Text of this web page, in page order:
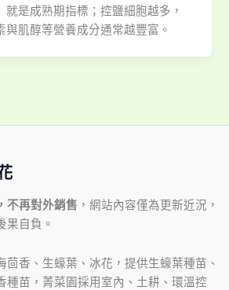
就是成熟期指標；控鹽細胞越多，
與肌醇等營養成分通常越豐富。
不再對外銷售 ，網站內容僅為更新近況，
果自負。
茴香、生蠔葉、冰花，提供生蠔葉種苗、
種苗，菁菜園採用室內、土耕、環溫控